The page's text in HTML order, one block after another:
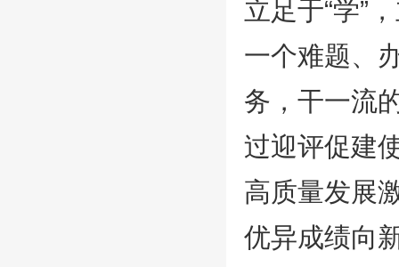
立足于“学”
一个难题、
务，干一流
过迎评促建
高质量发展
优异成绩向